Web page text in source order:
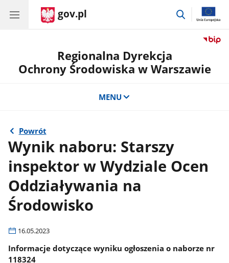
gov.pl
przejdź
Regionalna Dyrekcja
Ochrony Środowiska w Warszawie
MENU
Powrót
Wynik naboru: Starszy
inspektor w Wydziale Ocen
Oddziaływania na
Środowisko
16.05.2023
Informacje dotyczące wyniku ogłoszenia o naborze nr
118324